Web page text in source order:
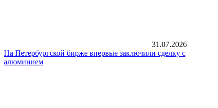
31.07.2026
На Петербургской бирже впервые заключили сделку с
алюминием